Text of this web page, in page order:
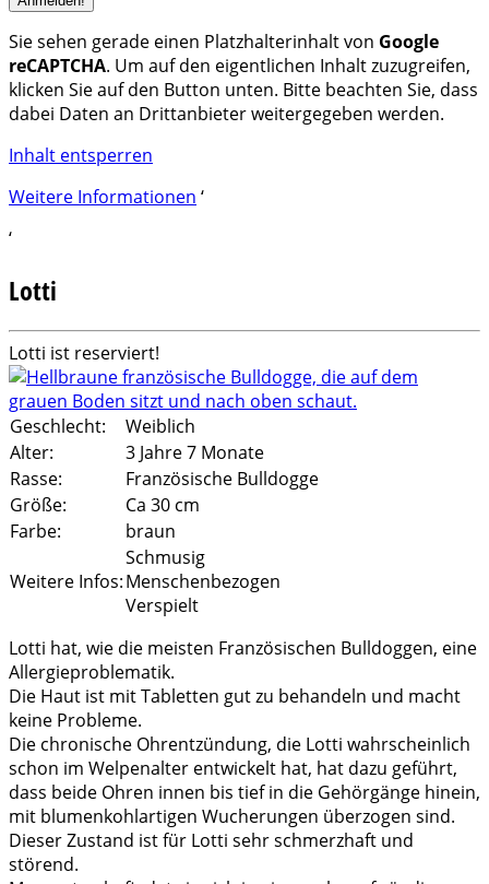
Sie sehen gerade einen Platzhalterinhalt von Google
reCAPTCHA. Um auf den eigentlichen Inhalt zuzugreifen,
klicken Sie auf den Button unten. Bitte beachten Sie, dass
dabei Daten an Drittanbieter weitergegeben werden.
Inhalt entsperren
Weitere Informationen ‘
‘
Lotti
Lotti ist reserviert!
Geschlecht:
Weiblich
Alter:
3 Jahre 7 Monate
Rasse:
Französische Bulldogge
Größe:
Ca 30 cm
Farbe:
braun
Weitere Infos:
Schmusig
Menschenbezogen
Verspielt
Lotti hat, wie die meisten Französischen Bulldoggen, eine
Allergieproblematik.
Die Haut ist mit Tabletten gut zu behandeln und macht
keine Probleme.
Die chronische Ohrentzündung, die Lotti wahrscheinlich
schon im Welpenalter entwickelt hat, hat dazu geführt,
dass beide Ohren innen bis tief in die Gehörgänge hinein,
mit blumenkohlartigen Wucherungen überzogen sind.
Dieser Zustand ist für Lotti sehr schmerzhaft und
störend.